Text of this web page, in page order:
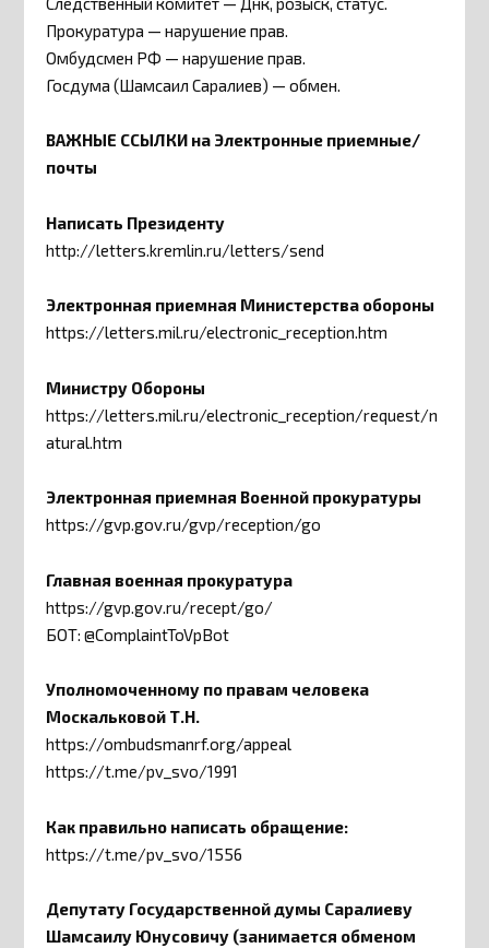
Прокуратура — нарушение прав.
Омбудсмен РФ — нарушение прав.
Госдума (Шамсаил Саралиев) — обмен.
ВАЖНЫЕ ССЫЛКИ на Электронные приемные/
почты
Написать Президенту
http://letters.kremlin.ru/letters/send
Электронная приемная Министерства обороны
https://letters.mil.ru/electronic_reception.htm
Министру Обороны
https://letters.mil.ru/electronic_reception/request/n
atural.htm
Электронная приемная Военной прокуратуры
https://gvp.gov.ru/gvp/reception/go
Главная военная прокуратура
https://gvp.gov.ru/recept/go/
БОТ: @ComplaintToVpBot
Уполномоченному по правам человека
Москальковой Т.Н.
https://ombudsmanrf.org/appeal
https://t.me/pv_svo/1991
Как правильно написать обращение:
https://t.me/pv_svo/1556
Депутату Государственной думы Саралиеву
Шамсаилу Юнусовичу (занимается обменом